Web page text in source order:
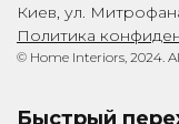
Киев, ул.
Политика
© Home Interiors, 2024.
Быстрый